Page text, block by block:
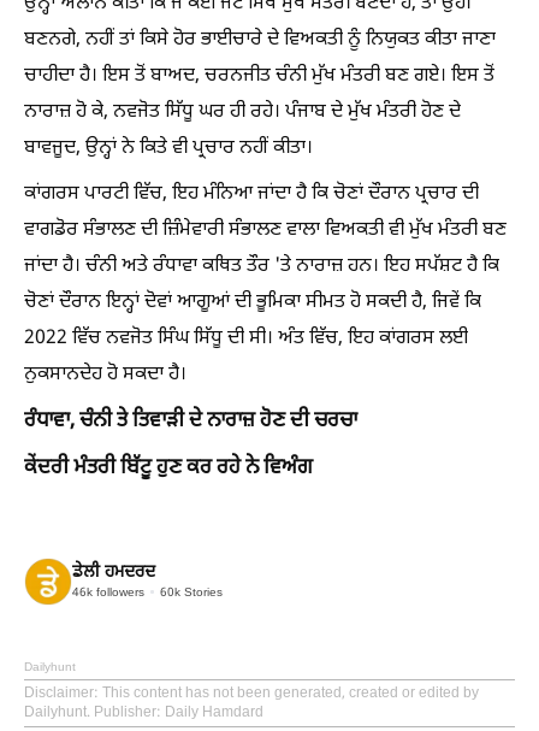
ਬਣਨਗੇ, ਨਹੀਂ ਤਾਂ ਕਿਸੇ ਹੋਰ ਭਾਈਚਾਰੇ ਦੇ ਵਿਅਕਤੀ ਨੂੰ ਨਿਯੁਕਤ ਕੀਤਾ ਜਾਣਾ
ਚਾਹੀਦਾ ਹੈ। ਇਸ ਤੋਂ ਬਾਅਦ, ਚਰਨਜੀਤ ਚੰਨੀ ਮੁੱਖ ਮੰਤਰੀ ਬਣ ਗਏ। ਇਸ ਤੋਂ
ਨਾਰਾਜ਼ ਹੋ ਕੇ, ਨਵਜੋਤ ਸਿੱਧੂ ਘਰ ਹੀ ਰਹੇ। ਪੰਜਾਬ ਦੇ ਮੁੱਖ ਮੰਤਰੀ ਹੋਣ ਦੇ
ਬਾਵਜੂਦ, ਉਨ੍ਹਾਂ ਨੇ ਕਿਤੇ ਵੀ ਪ੍ਰਚਾਰ ਨਹੀਂ ਕੀਤਾ।
ਕਾਂਗਰਸ ਪਾਰਟੀ ਵਿੱਚ, ਇਹ ਮੰਨਿਆ ਜਾਂਦਾ ਹੈ ਕਿ ਚੋਣਾਂ ਦੌਰਾਨ ਪ੍ਰਚਾਰ ਦੀ
ਵਾਗਡੋਰ ਸੰਭਾਲਣ ਦੀ ਜ਼ਿੰਮੇਵਾਰੀ ਸੰਭਾਲਣ ਵਾਲਾ ਵਿਅਕਤੀ ਵੀ ਮੁੱਖ ਮੰਤਰੀ ਬਣ
ਜਾਂਦਾ ਹੈ। ਚੰਨੀ ਅਤੇ ਰੰਧਾਵਾ ਕਥਿਤ ਤੌਰ 'ਤੇ ਨਾਰਾਜ਼ ਹਨ। ਇਹ ਸਪੱਸ਼ਟ ਹੈ ਕਿ
ਚੋਣਾਂ ਦੌਰਾਨ ਇਨ੍ਹਾਂ ਦੋਵਾਂ ਆਗੂਆਂ ਦੀ ਭੂਮਿਕਾ ਸੀਮਤ ਹੋ ਸਕਦੀ ਹੈ, ਜਿਵੇਂ ਕਿ
2022 ਵਿੱਚ ਨਵਜੋਤ ਸਿੰਘ ਸਿੱਧੂ ਦੀ ਸੀ। ਅੰਤ ਵਿੱਚ, ਇਹ ਕਾਂਗਰਸ ਲਈ
ਨੁਕਸਾਨਦੇਹ ਹੋ ਸਕਦਾ ਹੈ।
ਰੰਧਾਵਾ, ਚੰਨੀ ਤੇ ਤਿਵਾੜੀ ਦੇ ਨਾਰਾਜ਼ ਹੋਣ ਦੀ ਚਰਚਾ
ਕੇਂਦਰੀ ਮੰਤਰੀ ਬਿੱਟੂ ਹੁਣ ਕਰ ਰਹੇ ਨੇ ਵਿਅੰਗ
ਡੇਲੀ ਹਮਦਰਦ
46k followers 60k Stories
Dailyhunt
Disclaimer: This content has not been generated, created or edited by
Dailyhunt. Publisher: Daily Hamdard